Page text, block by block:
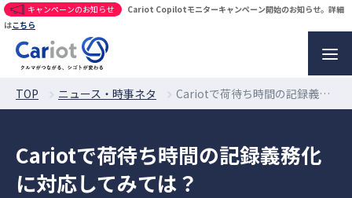
キャンペーンのお知らせ
Cariot Copilotモニターキャンペーン開始のお知らせ。詳細
はこちら
TOP ニュース・時事ネタ Cariotで荷待ち時間の記録義務化に対応してみては？
Cariotで荷待ち時間の記録義務化
に対応してみては？